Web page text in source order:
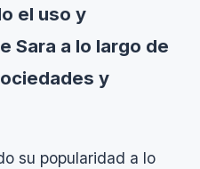
el uso y
Sara a lo largo de
y
su popularidad a lo